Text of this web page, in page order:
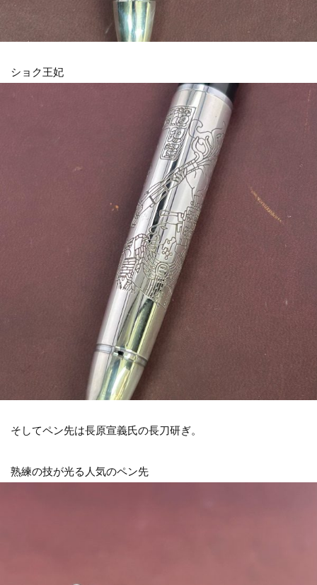
ショク王妃
そしてペン先は長原宣義氏の長刀研ぎ。
熟練の技が光る人気のペン先